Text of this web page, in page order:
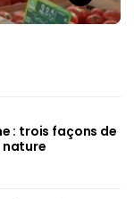
: trois façons de